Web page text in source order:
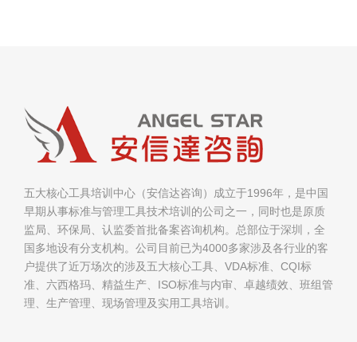
五大核心工具培训中心（安信达咨询）成立于1996年，是中国
早期从事标准与管理工具技术培训的公司之一，同时也是原质
监局、环保局、认监委首批备案咨询机构。总部位于深圳，全
国多地设有分支机构。公司目前已为4000多家涉及各行业的客
户提供了近万场次的涉及五大核心工具、VDA标准、CQI标
准、六西格玛、精益生产、ISO标准与内审、卓越绩效、班组管
理、生产管理、现场管理及实用工具培训。